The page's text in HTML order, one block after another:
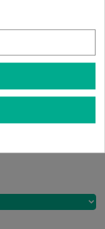
0.00%
0.00%